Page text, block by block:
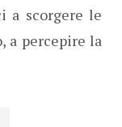
a scorgere le
a percepire la